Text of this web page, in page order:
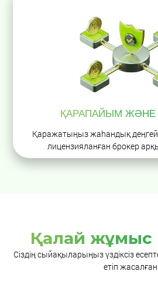
ҚАРАПАЙЫМ ЖӘНЕ
Қаражатыңыз жаһандық
лицензияланған брокер
Қалай жұмыс
Сіздің сыйақыларыңыз үздіксіз
етіп жасалған.